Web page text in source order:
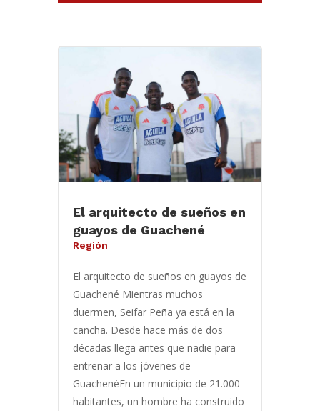
El arquitecto de sueños en
guayos de Guachené
Región
El arquitecto de sueños en guayos de
Guachené Mientras muchos
duermen, Seifar Peña ya está en la
cancha. Desde hace más de dos
décadas llega antes que nadie para
entrenar a los jóvenes de
GuachenéEn un municipio de 21.000
habitantes, un hombre ha construido